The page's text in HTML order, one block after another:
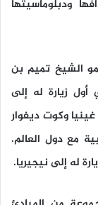
ودبلوماسيتها
سمو الشيخ تميم بن
زيارة له إلى
وكوت ديفوار
مع دول العالم.